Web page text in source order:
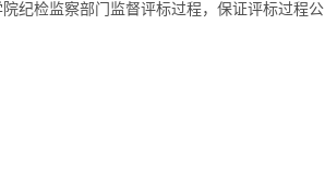
纪检监察部门监督评标过程，保证评标过程公